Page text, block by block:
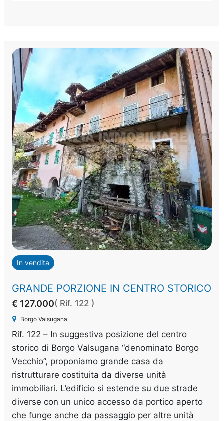
In vendita
GRANDE PORZIONE IN CENTRO STORICO
€ 127.000( Rif. 122 )
Borgo Valsugana
Rif. 122 – In suggestiva posizione del centro
storico di Borgo Valsugana “denominato Borgo
Vecchio”, proponiamo grande casa da
ristrutturare costituita da diverse unità
immobiliari. L’edificio si estende su due strade
diverse con un unico accesso da portico aperto
che funge anche da passaggio per altre unità